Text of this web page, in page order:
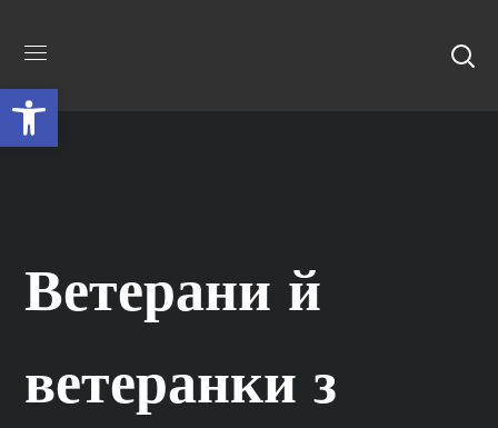
Ветерани й
ветеранки з
Відкрити Панель інструментів